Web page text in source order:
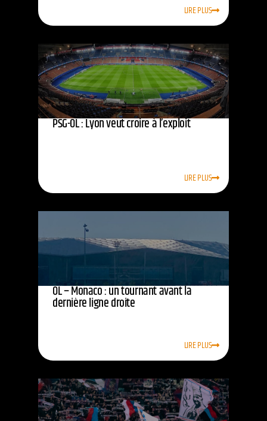
LIRE PLUS
PSG-OL : Lyon veut croire à l’exploit
LIRE PLUS
OL – Monaco : un tournant avant la
dernière ligne droite
LIRE PLUS